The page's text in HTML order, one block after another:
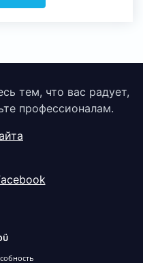
тем, что вас радует,
профессионалам.